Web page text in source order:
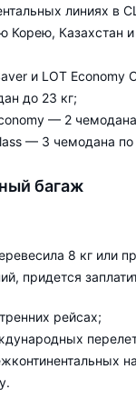
линиях в
Казахстан
и LOT Economy
до 23 кг;
— 2
— 3 чемодана по
багаж
8 кг или
придется
рейсах;